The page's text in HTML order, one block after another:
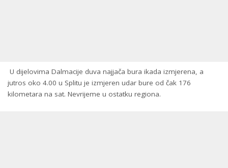
U dijelovima Dalmacije duva najjača bura ikada izmjerena, a
jutros oko 4.00 u Splitu je izmjeren udar bure od čak 176
kilometara na sat. Nevrijeme u ostatku regiona.